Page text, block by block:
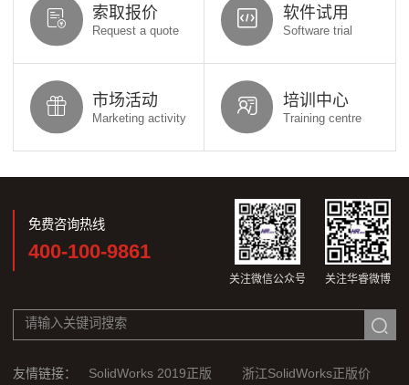
索取报价
Request a quote
软件试用
Software trial
市场活动
Marketing activity
培训中心
Training centre
免费咨询热线
400-100-9861
关注微信公众号 关注华睿微博
友情链接： SolidWorks 2019正版 浙江SolidWorks正版价